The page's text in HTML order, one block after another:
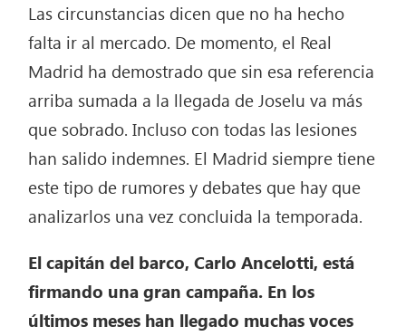
Las circunstancias dicen que no ha hecho
falta ir al mercado. De momento, el Real
Madrid ha demostrado que sin esa referencia
arriba sumada a la llegada de Joselu va más
que sobrado. Incluso con todas las lesiones
han salido indemnes. El Madrid siempre tiene
este tipo de rumores y debates que hay que
analizarlos una vez concluida la temporada.
El capitán del barco, Carlo Ancelotti, está
firmando una gran campaña. En los
últimos meses han llegado muchas voces